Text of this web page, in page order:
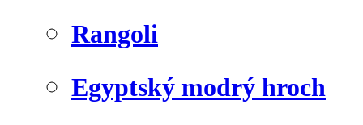
Rangoli
Egyptský modrý hroch